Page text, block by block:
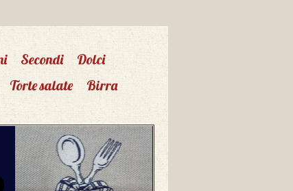
Secondi
Dolci
Torte salate
Birra